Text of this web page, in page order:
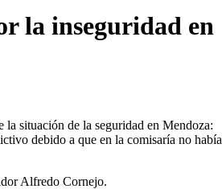
la inseguridad en
situación de la seguridad en Mendoza:
debido a que en la comisaría no había
Alfredo Cornejo.